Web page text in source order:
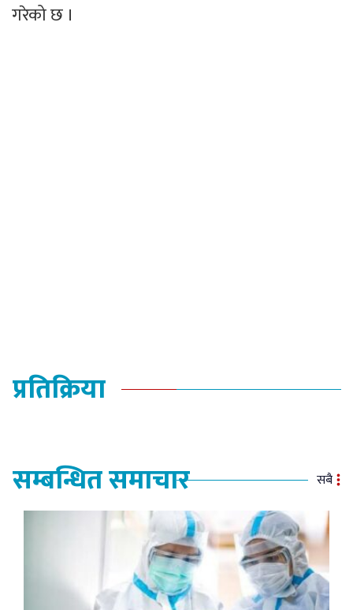
गरेको छ ।
प्रतिक्रिया
सम्बन्धित समाचार सबै